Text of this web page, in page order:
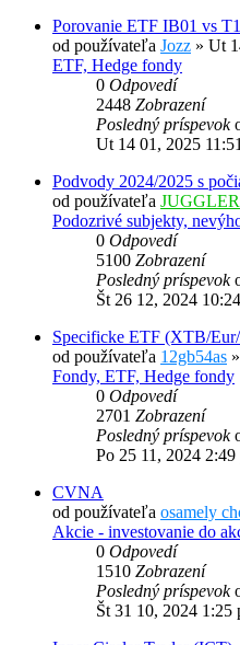
Porovanie ETF IB01 vs
od používateľa Jozz » Ut
ETF, Hedge fondy
0 Odpovedí
2448 Zobrazení
Posledný príspevok
Ut 14 01, 2025
Podvody 2024/2025 s
od používateľa JUGGLER
Podozrivé subjekty,
0 Odpovedí
5100 Zobrazení
Posledný príspevok
Št 26 12, 2024
Specificke ETF (XTB/
od používateľa 12gb54as »
Fondy, ETF, Hedge fondy
0 Odpovedí
2701 Zobrazení
Posledný príspevok
Po 25 11, 2024 2:49
CVNA
od používateľa osamely
Akcie - investovanie do
0 Odpovedí
1510 Zobrazení
Posledný príspevok
Št 31 10, 2024 1:25